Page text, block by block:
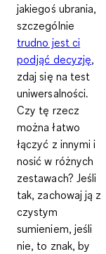
jakiegoś ubrania,
szczególnie
trudno jest ci
podjąć decyzję,
zdaj się na test
uniwersalności.
Czy tę rzecz
można łatwo
łączyć z innymi i
nosić w różnych
zestawach? Jeśli
tak, zachowaj ją z
czystym
sumieniem, jeśli
nie, to znak, by